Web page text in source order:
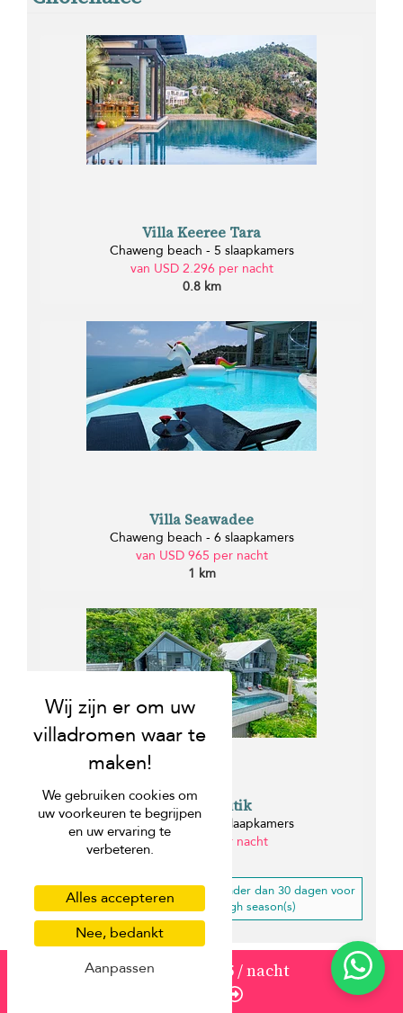
van527 USD 475/ nacht
Villa Keeree Tara
Chaweng beach - 5 slaapkamers
van USD 2.296 per nacht
0.8 km
Villa Seawadee
Chaweng beach - 6 slaapkamers
van USD 965 per nacht
1 km
Villa Hin Butik
Chaweng beach - 4 slaapkamers
van USD 527 per nacht
10% kortingvoor een boeking minder dan 30 dagen voor
uw aankomst in low, high season(s)
Terug naar resultaten
We gebruiken cookies om
uw voorkeuren te begrijpen
en uw ervaring te
verbeteren.
Alles accepteren
Nee, bedankt
Aanpassen